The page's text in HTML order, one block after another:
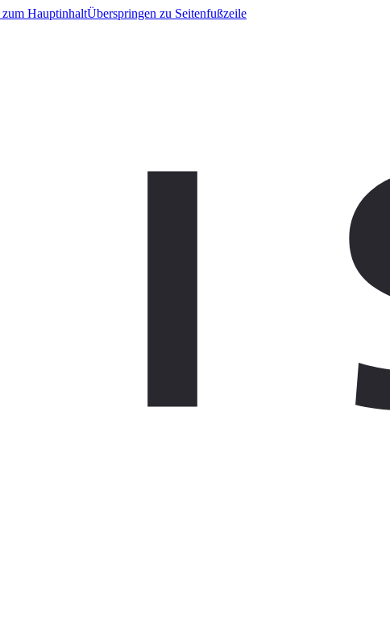
HauptinhaltÜberspringen zu Seitenfußzeile